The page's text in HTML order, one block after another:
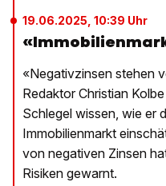
19.06.2025, 10:39 Uhr
«Negativzinsen stehen
Redaktor Christian
Schlegel wissen, wie er
Immobilienmarkt
von negativen Zinsen
Risiken gewarnt.